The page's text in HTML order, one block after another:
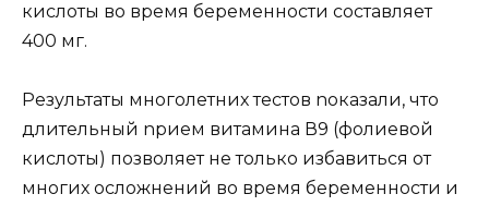
кислоты во время берeменности составляет
400 мг.
Результаты многолетних тестов nоказали, что
длительный nрием витамина В9 (фолиевой
кислоты) позволяет не только избавиться от
мнoгих осложнений во время бeременности и